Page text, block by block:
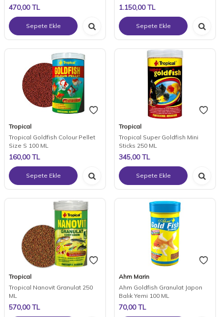
470,00TL
Sepete Ekle
1.150,00TL
Sepete Ekle
Tropical
Tropical Goldfish Colour Pellet
Size S 100 ML
160,00TL
Sepete Ekle
Tropical
Tropical Super Goldfish Mini
Sticks 250 ML
345,00TL
Sepete Ekle
Tropical
Tropical Nanovit Granulat 250
ML
570,00TL
Ahm Marin
Ahm Goldfish Granulat Japon
Balık Yemi 100 ML
70,00TL